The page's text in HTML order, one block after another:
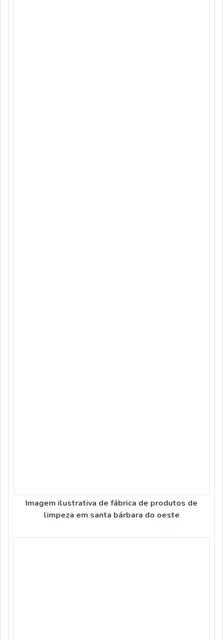
Imagem ilustrativa de fábrica de produtos de
limpeza em santa bárbara do oeste